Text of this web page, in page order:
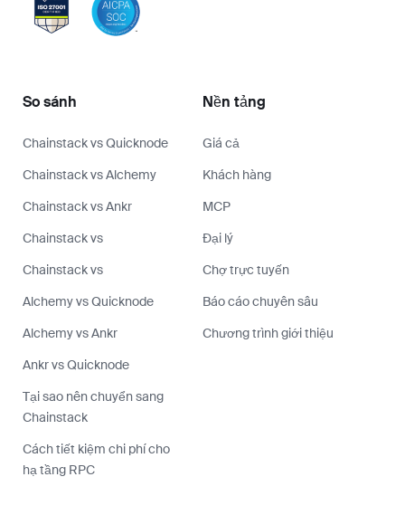
So sánh
Chainstack vs Quicknode
Chainstack vs Alchemy
Chainstack vs Ankr
Chainstack vs
Chainstack vs
Alchemy vs Quicknode
Alchemy vs Ankr
Ankr vs Quicknode
Tại sao nên chuyển sang
Chainstack
Cách tiết kiệm chi phí cho
hạ tầng RPC
Nền tảng
Giá cả
Khách hàng
MCP
Đại lý
Chợ trực tuyến
Báo cáo chuyên sâu
Chương trình giới thiệu